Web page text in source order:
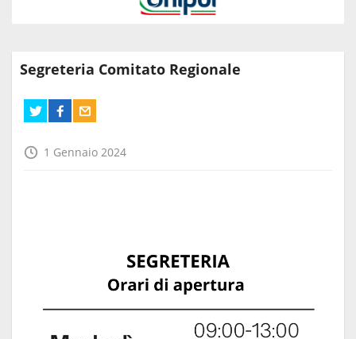
Segreteria Comitato Regionale
1 Gennaio 2024